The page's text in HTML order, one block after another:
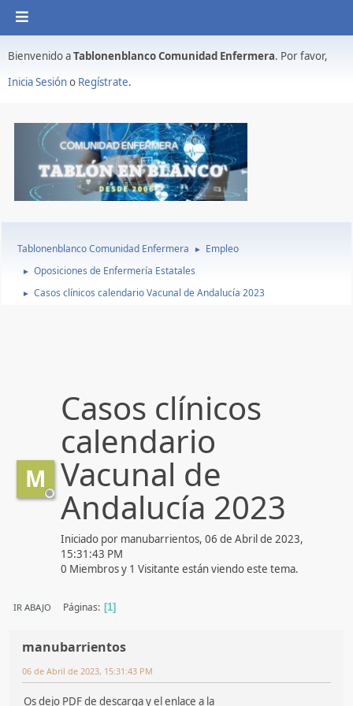
Bienvenido aTablonenblanco Comunidad Enfermera. Por favor,
Inicia Sesióno Regístrate.
Tablonenblanco Comunidad Enfermera ► Empleo
► Oposiciones de Enfermería Estatales
► Casos clínicos calendario Vacunal de Andalucía 2023
M
Casos clínicos
calendario
Vacunal de
Andalucía 2023
Iniciado por manubarrientos, 06 de Abril de 2023,
15:31:43 PM
0 Miembros y 1 Visitante están viendo este tema.
IR ABAJO Páginas 1
manubarrientos
06 de Abril de 2023, 15:31:43 PM
Os dejo PDF de descarga y el enlace a la